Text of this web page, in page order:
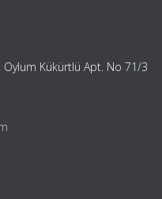
Kükürtlü Apt. No 71/3